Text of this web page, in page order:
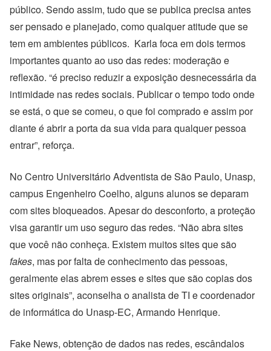
público. Sendo assim, tudo que se publica precisa antes
ser pensado e planejado, como qualquer atitude que se
tem em ambientes públicos. Karla foca em dois termos
importantes quanto ao uso das redes: moderação e
reflexão. “é preciso reduzir a exposição desnecessária da
intimidade nas redes sociais. Publicar o tempo todo onde
se está, o que se comeu, o que foi comprado e assim por
diante é abrir a porta da sua vida para qualquer pessoa
entrar”, reforça.
No Centro Universitário Adventista de São Paulo, Unasp,
campus Engenheiro Coelho, alguns alunos se deparam
com sites bloqueados. Apesar do desconforto, a proteção
visa garantir um uso seguro das redes. “Não abra sites
que você não conheça. Existem muitos sites que são
fakes, mas por falta de conhecimento das pessoas,
geralmente elas abrem esses e sites que são copias dos
sites originais”, aconselha o analista de TI e coordenador
de informática do Unasp-EC, Armando Henrique.
Fake News, obtenção de dados nas redes, escândalos